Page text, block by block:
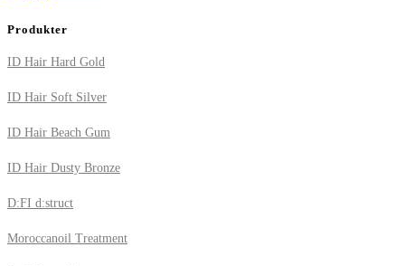
Produkter
ID Hair Hard Gold
ID Hair Soft Silver
ID Hair Beach Gum
ID Hair Dusty Bronze
D:FI d:struct
Moroccanoil Treatment